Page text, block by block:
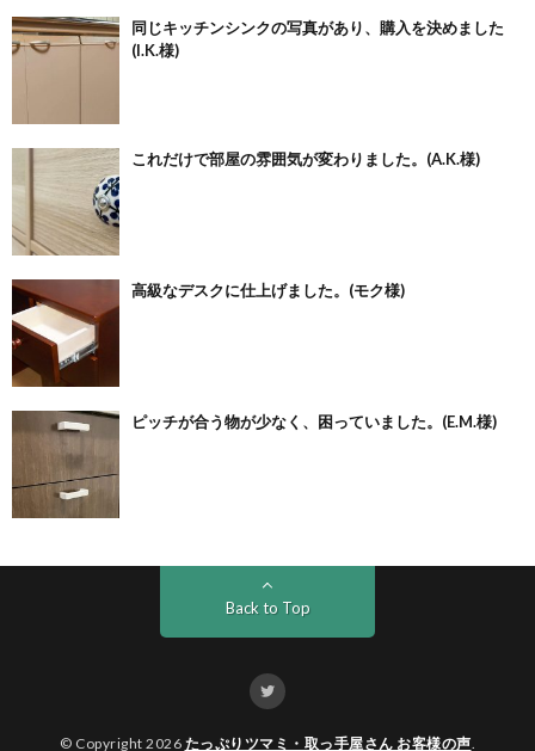
同じキッチンシンクの写真があり、購入を決めました
(I.K.様)
これだけで部屋の雰囲気が変わりました。(A.K.様)
高級なデスクに仕上げました。(モク様)
ピッチが合う物が少なく、困っていました。(E.M.様)
Back to Top
© Copyright 2026 たっぷりツマミ・取っ手屋さん お客様の声.